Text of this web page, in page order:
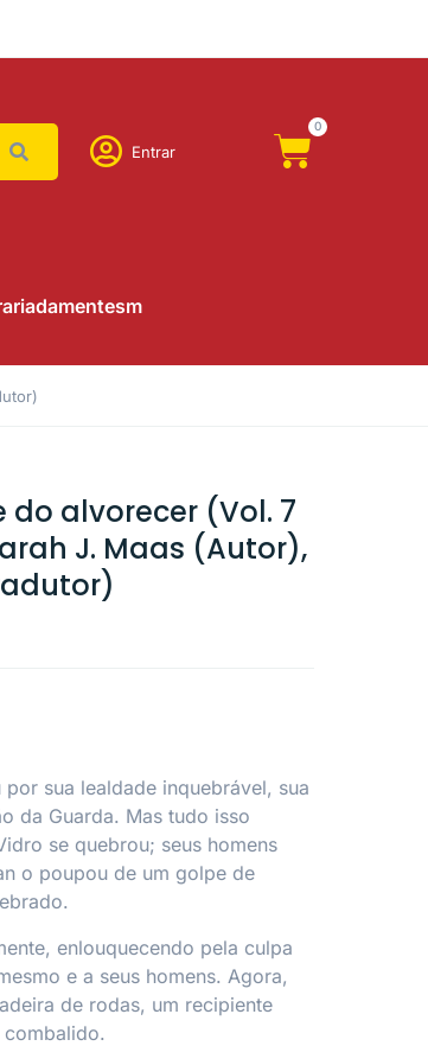
Entrar
0
do alvorecer (Vol. 7
J. Maas (Autor),
sua lealdade inquebrável, sua
da Guarda. Mas tudo isso
se quebrou; seus homens
o poupou de um golpe de
enlouquecendo pela culpa
e a seus homens. Agora,
de rodas, um recipiente